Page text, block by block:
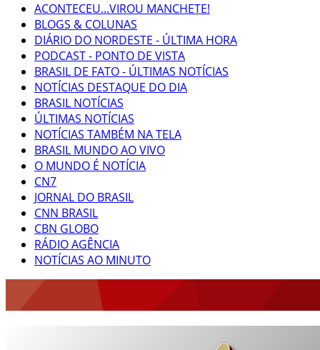
ACONTECEU...VIROU MANCHETE!
BLOGS & COLUNAS
DIÁRIO DO NORDESTE - ÚLTIMA HORA
PODCAST - PONTO DE VISTA
BRASIL DE FATO - ÚLTIMAS NOTÍCIAS
NOTÍCIAS DESTAQUE DO DIA
BRASIL NOTÍCIAS
ÚLTIMAS NOTÍCIAS
NOTÍCIAS TAMBÉM NA TELA
BRASIL MUNDO AO VIVO
O MUNDO É NOTÍCIA
CN7
JORNAL DO BRASIL
CNN BRASIL
CBN GLOBO
RÁDIO AGÊNCIA
NOTÍCIAS AO MINUTO